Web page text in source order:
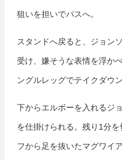
狙いを担いでパスへ。
スタンドへ戻ると、ジョン
受け、嫌そうな表情を浮か
ングルレッグでテイクダウン
下からエルボーを入れるジ
を仕掛けられる。残り1分
フから足を抜いたマグワイ